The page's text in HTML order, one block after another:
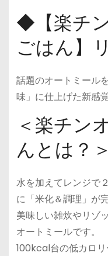
◆【楽チ
ごはん】
話題のオートミール
味」に仕上げた新感
＜楽チン
んとは？＞
水を加えてレンジで
に「米化＆調理」が
美味しい雑炊やリゾ
オートミールです。
100kcal台の低カロ